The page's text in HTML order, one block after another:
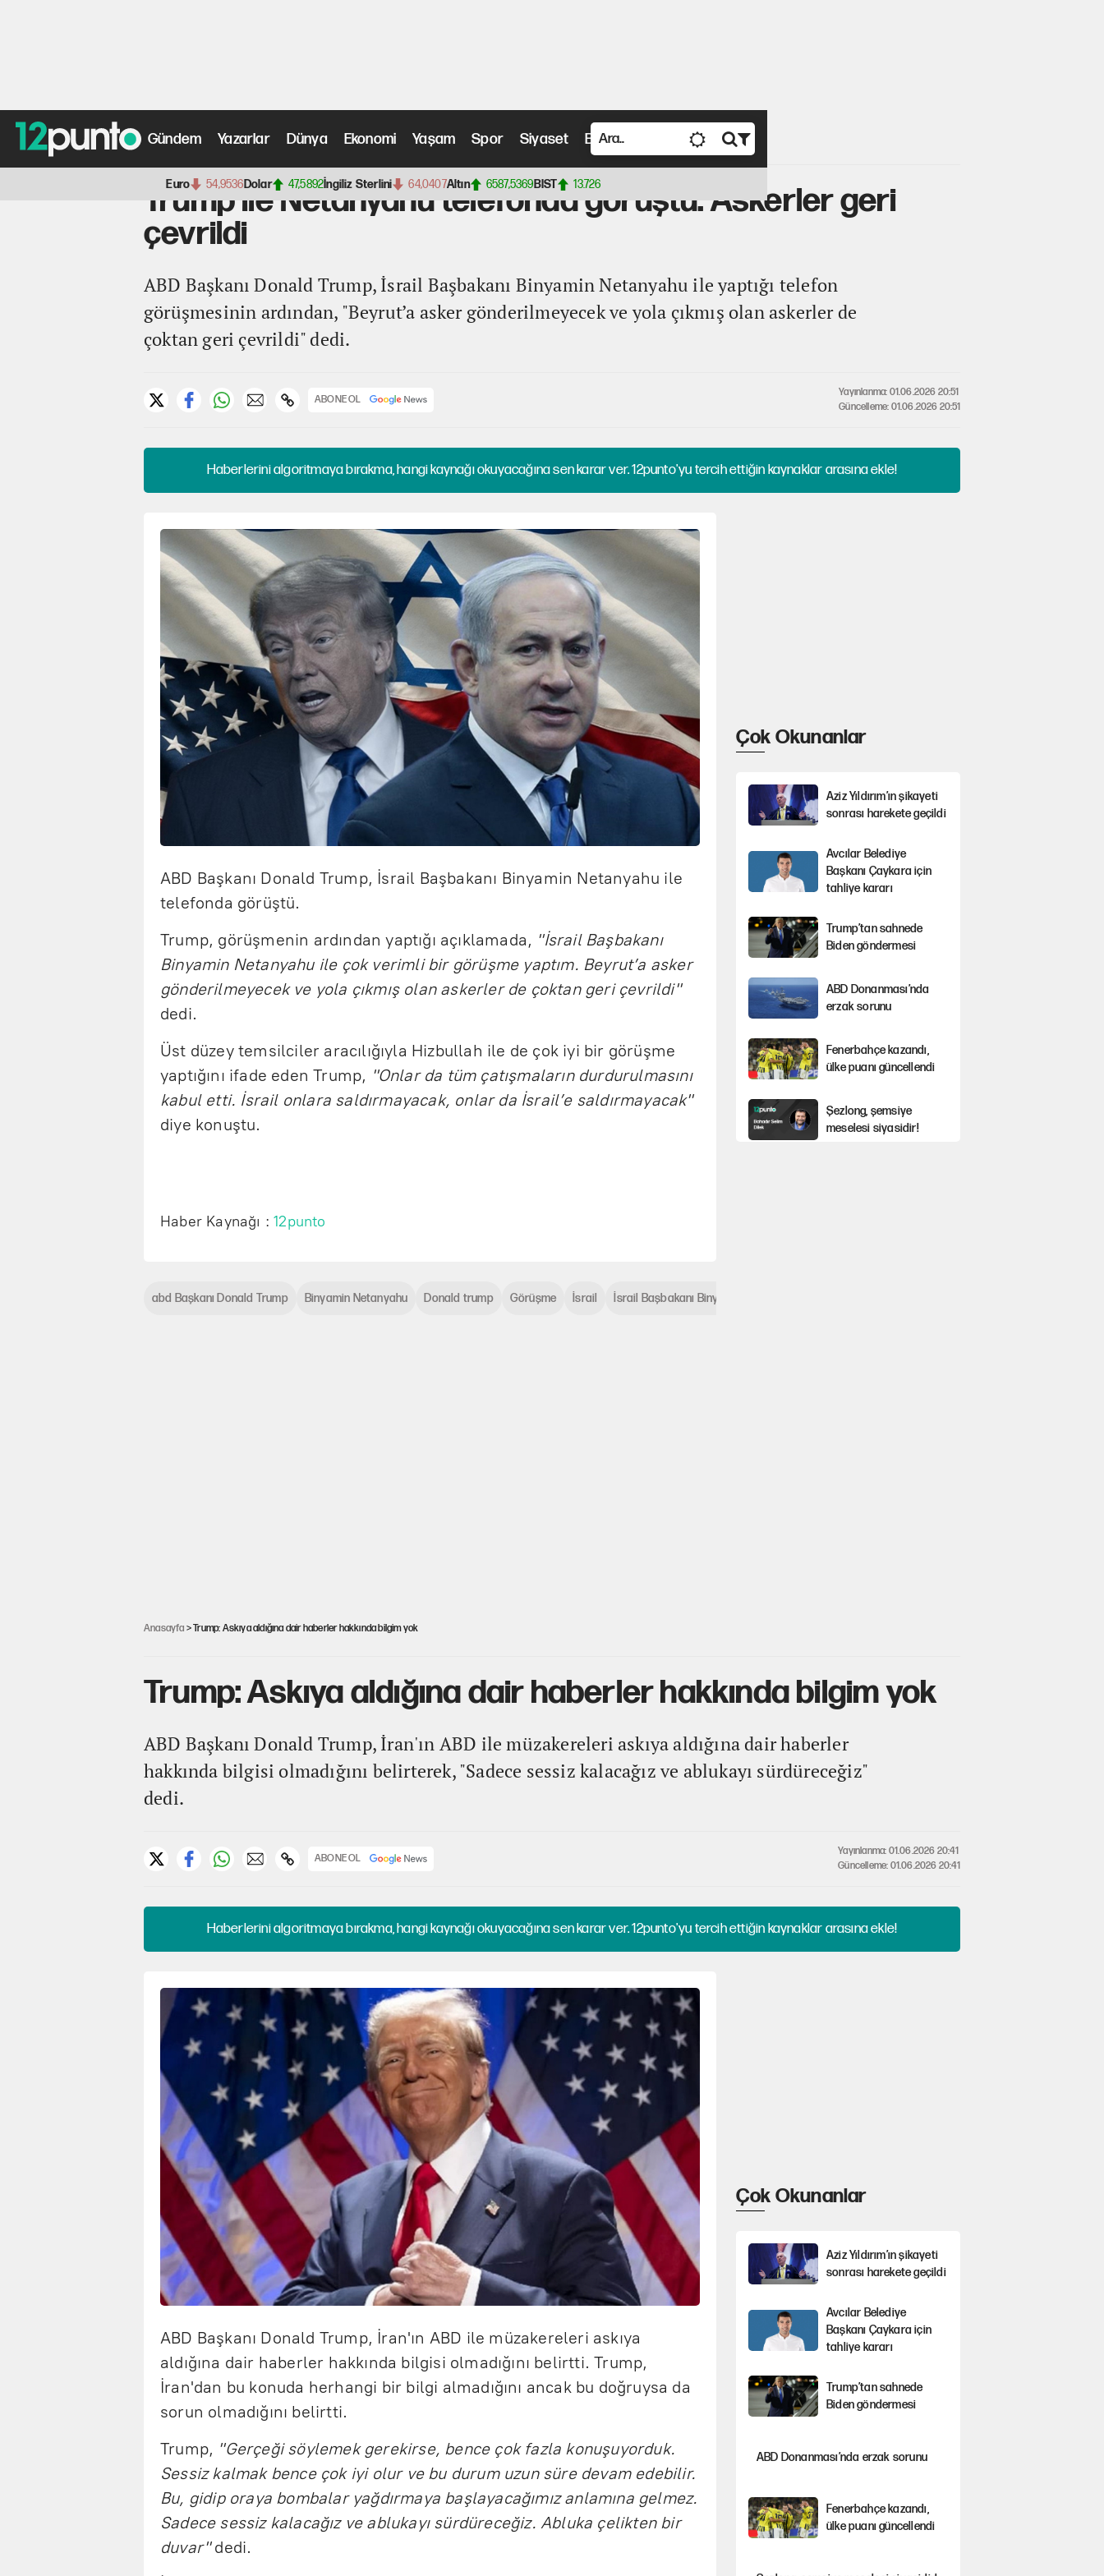
Gündem Yazarlar Dünya Ekonomi Yaşam Spor Siyaset Bilim ve Teknoloji Video
Euro 54,9536Dolar 47,5892İngiliz Sterlini 64,0407Altın 6587,5369BIST 13.726
Anasayfa>Dünya Haberleri> Trump ile Netanyahu telefonda görüştü: Askerler geri çevrildi
Trump ile Netanyahu telefonda görüştü: Askerler geri
çevrildi
ABD Başkanı Donald Trump, İsrail Başbakanı Binyamin Netanyahu ile yaptığı telefon
görüşmesinin ardından, "Beyrut’a asker gönderilmeyecek ve yola çıkmış olan askerler de
çoktan geri çevrildi" dedi.
ABONE OL
Yayınlanma: 01.06.2026 20:51
Güncelleme: 01.06.2026 20:51
Haberlerini algoritmaya bırakma, hangi kaynağı okuyacağına sen karar ver. 12punto'yu tercih ettiğin kaynaklar arasına ekle!
ABD Başkanı Donald Trump, İsrail Başbakanı Binyamin Netanyahu ile
telefonda görüştü.
Trump, görüşmenin ardından yaptığı açıklamada, "İsrail Başbakanı
Binyamin Netanyahu ile çok verimli bir görüşme yaptım. Beyrut’a asker
gönderilmeyecek ve yola çıkmış olan askerler de çoktan geri çevrildi"
dedi.
Üst düzey temsilciler aracılığıyla Hizbullah ile de çok iyi bir görüşme
yaptığını ifade eden Trump, "Onlar da tüm çatışmaların durdurulmasını
kabul etti. İsrail onlara saldırmayacak, onlar da İsrail’e saldırmayacak"
diye konuştu.
Haber Kaynağı :12punto
Çok Okunanlar
Aziz Yıldırım’ın şikayeti
sonrası harekete geçildi
Avcılar Belediye
Başkanı Çaykara için
tahliye kararı
Trump’tan sahnede
Biden göndermesi
ABD Donanması’nda
erzak sorunu
Fenerbahçe kazandı,
ülke puanı güncellendi
Şezlong, şemsiye
meselesi siyasidir!
abd Başkanı Donald Trump Binyamin Netanyahu Donald trump Görüşme İsrail İsrail Başbakanı Binyamin Netanyahu
Anasayfa > Trump: Askıya aldığına dair haberler hakkında bilgim yok
Trump: Askıya aldığına dair haberler hakkında bilgim yok
ABD Başkanı Donald Trump, İran'ın ABD ile müzakereleri askıya aldığına dair haberler
hakkında bilgisi olmadığını belirterek, "Sadece sessiz kalacağız ve ablukayı sürdüreceğiz"
dedi.
ABONE OL
Yayınlanma: 01.06.2026 20:41
Güncelleme: 01.06.2026 20:41
Haberlerini algoritmaya bırakma, hangi kaynağı okuyacağına sen karar ver. 12punto'yu tercih ettiğin kaynaklar arasına ekle!
ABD Başkanı Donald Trump, İran'ın ABD ile müzakereleri askıya
aldığına dair haberler hakkında bilgisi olmadığını belirtti. Trump,
İran'dan bu konuda herhangi bir bilgi almadığını ancak bu doğruysa da
sorun olmadığını belirtti.
Trump, "Gerçeği söylemek gerekirse, bence çok fazla konuşuyorduk.
Sessiz kalmak bence çok iyi olur ve bu durum uzun süre devam edebilir.
Bu, gidip oraya bombalar yağdırmaya başlayacağımız anlamına gelmez.
Sadece sessiz kalacağız ve ablukayı sürdüreceğiz. Abluka çelikten bir
duvar"dedi.
Çok Okunanlar
Aziz Yıldırım’ın şikayeti
sonrası harekete geçildi
Avcılar Belediye
Başkanı Çaykara için
tahliye kararı
Trump’tan sahnede
Biden göndermesi
ABD Donanması’nda erzak sorunu
Fenerbahçe kazandı,
ülke puanı güncellendi